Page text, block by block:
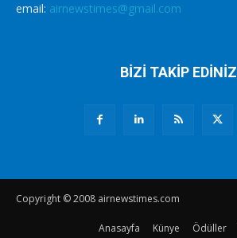
email: airnewstimes@gmail.com
BİZİ TAKİP EDİNİZ
Copyright © 2008 airnewstimes.com
Anasayfa Künye Ödüller